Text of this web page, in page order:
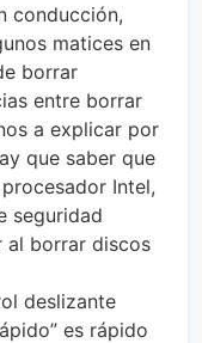
conducción,
matices en
borrar
entre borrar
a explicar por
que saber que
Intel,
seguridad
al borrar discos
deslizante
es rápido